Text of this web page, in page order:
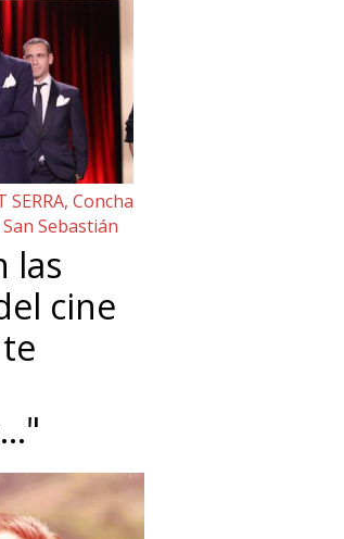
SERRA, Concha
Sebastián
las
cine